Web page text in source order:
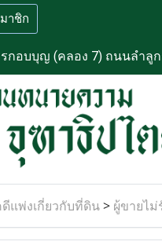
าชิก
กอบบุญ (คลอง 7) ถนนลำลู
แพ่งเกี่ยวกับที่ดิน> ผู้ขายไ